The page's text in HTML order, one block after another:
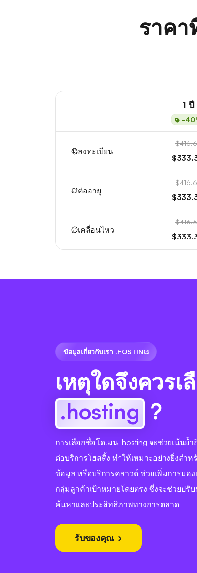
ราคา
1 ปี
-
ลงทะเบียน
ต่ออายุ
เคลื่อนไหว
ข้อมูลเกี่ยวกับเรา .HOSTING
เหตุใดจึงควรเ
.hosting ?
การเลือกชื่อโดเมน .hosting จะช่วยเน้น
ต่อบริการโฮสติ้ง ทำให้เหมาะอย่างยิ่งสำ
ข้อมูล หรือบริการคลาวด์ ช่วยเพิ่มการมอ
กลุ่มลูกค้าเป้าหมายโดยตรง ซึ่งจะช่วยปรั
ค้นหาและประสิทธิภาพทางการตลาด
รับของคุณ